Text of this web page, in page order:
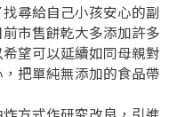
尋給自己小孩安心的副
市售餅乾大多添加許多
望可以延續如同母親對
把單純無添加的食品帶
嗎？